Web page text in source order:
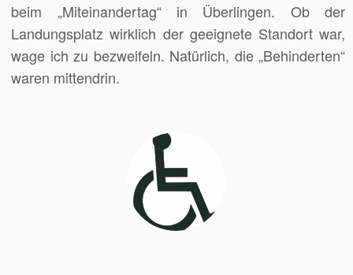
beim „Miteinandertag“ in Überlingen. Ob der
Landungsplatz wirklich der geeignete Standort war,
wage ich zu bezweifeln. Natürlich, die „Behinderten“
waren mittendrin.